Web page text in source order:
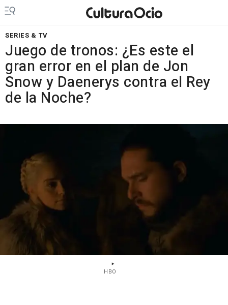
SERIES & TV
Juego de tronos: ¿Es este el
gran error en el plan de Jon
Snow y Daenerys contra el Rey
de la Noche?
HBO